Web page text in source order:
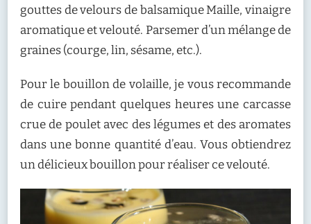
gouttes de velours de balsamique Maille, vinaigre
aromatique et velouté. Parsemer d’un mélange de
graines (courge, lin, sésame, etc.).
Pour le bouillon de volaille, je vous recommande
de cuire pendant quelques heures une carcasse
crue de poulet avec des légumes et des aromates
dans une bonne quantité d’eau. Vous obtiendrez
un délicieux bouillon pour réaliser ce velouté.